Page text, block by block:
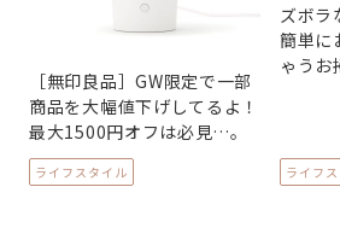
［無印良品］GW限定で一部
商品を大幅値下げしてるよ！
最大1500円オフは必見…。
ライフスタイル
ズボラ
簡単に
ゃうお
ライフ